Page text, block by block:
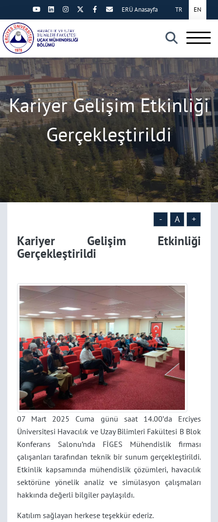
×
TR EN
ERÜ Anasayfa
Kariyer Gelişim Etkinliği
Gerçekleştirildi
- A +
Kariyer Gelişim Etkinliği
Gerçekleştirildi
07 Mart 2025 Cuma günü saat 14.00’da Erciyes
Üniversitesi Havacılık ve Uzay Bilimleri Fakültesi B Blok
Konferans Salonu’nda FİGES Mühendislik firması
çalışanları tarafından teknik bir sunum gerçekleştirildi.
Etkinlik kapsamında mühendislik çözümleri, havacılık
sektörüne yönelik analiz ve simülasyon çalışmaları
hakkında değerli bilgiler paylaşıldı.
Katılım sağlayan herkese teşekkür ederiz.